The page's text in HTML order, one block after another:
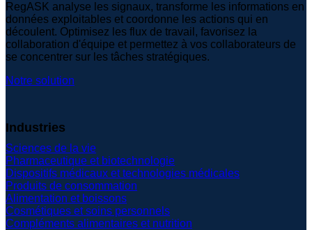
RegASK analyse les signaux, transforme les informations en
données exploitables et coordonne les actions qui en
découlent. Optimisez les flux de travail, favorisez la
collaboration d'équipe et permettez à vos collaborateurs de
se concentrer sur les tâches stratégiques.
Notre solution
Industries
Sciences de la vie
Pharmaceutique et biotechnologie
Dispositifs médicaux et technologies médicales
Produits de consommation
Alimentation et boissons
Cosmétiques et soins personnels
Compléments alimentaires et nutrition